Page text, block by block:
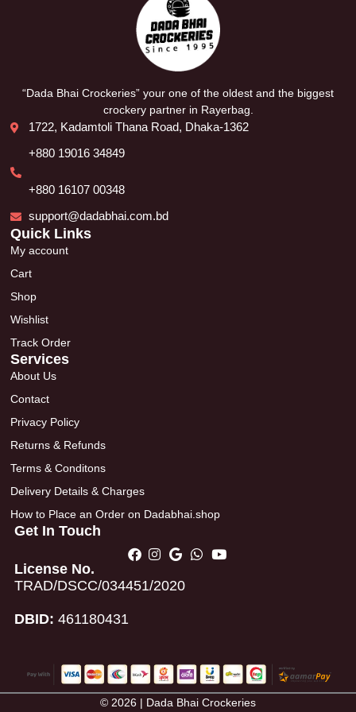
“Dada Bhai Crockeries” your one of the oldest and the biggest
crockery partner in Rayerbag.
1722, Kadamtoli Thana Road, Dhaka-1362
+880 19016 34849
+880 16107 00348
support@dadabhai.com.bd
Quick Links
My account
Cart
Shop
Wishlist
Track Order
Services
About Us
Contact
Privacy Policy
Returns & Refunds
Terms & Conditons
Delivery Details & Charges
How to Place an Order on Dadabhai.shop
Get In Touch
License No.
TRAD/DSCC/034451/2020
DBID: 461180431
© 2026 | Dada Bhai Crockeries